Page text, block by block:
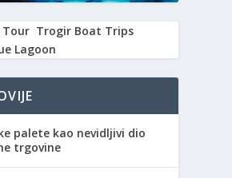
Tour Trogir Boat Trips
Lagoon
palete kao nevidljivi dio
trgovine